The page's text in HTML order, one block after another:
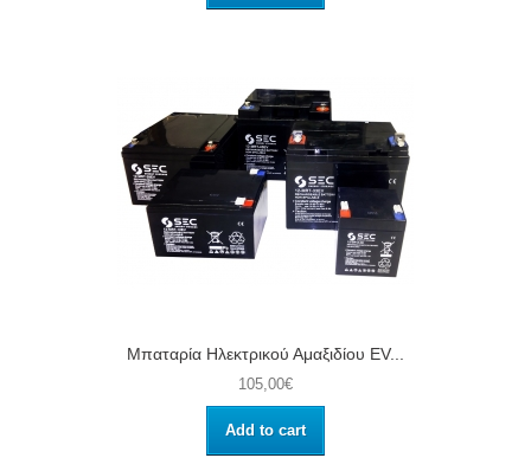
Μπαταρία Ηλεκτρικού Αμαξιδίου EV...
105,00€
Add to cart